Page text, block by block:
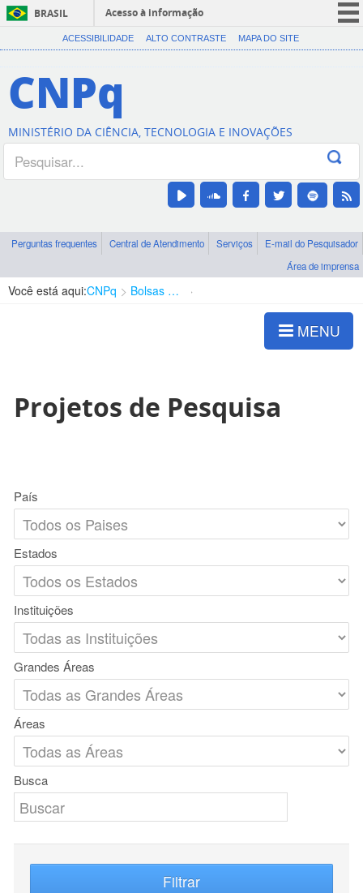
BRASIL
Acesso à informação
CORONAVÍRUS (COVID-19)
Canais
ACESSIBILIDADE ALTO CONTRASTE MAPA DO SITE
CNPq
MINISTÉRIO DA CIÊNCIA, TECNOLOGIA E INOVAÇÕES
Perguntas frequentes Central de Atendimento Serviços
E-mail do Pesquisador
Área de imprensa
Você está aqui:CNPq Bolsas e Auxílios Vigentes
MENU
Projetos de Pesquisa
País
Estados
Instituições
Grandes Áreas
Áreas
Busca
Filtrar